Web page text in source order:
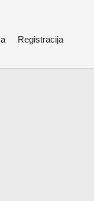
Registracija